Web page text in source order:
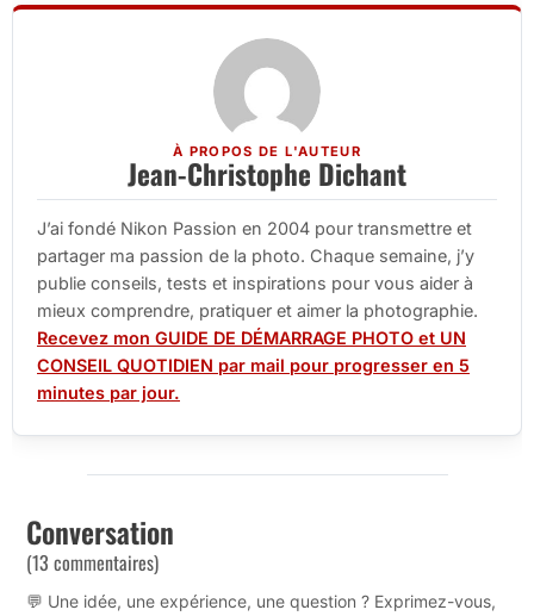
À PROPOS DE L'AUTEUR
Jean-Christophe Dichant
J’ai fondé Nikon Passion en 2004 pour transmettre et
partager ma passion de la photo. Chaque semaine, j’y
publie conseils, tests et inspirations pour vous aider à
mieux comprendre, pratiquer et aimer la photographie.
Recevez mon GUIDE DE DÉMARRAGE PHOTO et UN
CONSEIL QUOTIDIEN par mail pour progresser en 5
minutes par jour.
Conversation
(13 commentaires)
💬 Une idée, une expérience, une question ? Exprimez-vous,